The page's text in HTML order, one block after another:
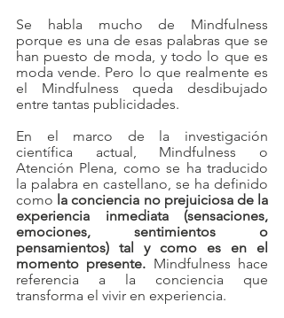
Se habla mucho de Mindfulness
porque es una de esas palabras que se
han puesto de moda, y todo lo que es
moda vende. Pero lo que realmente es
el Mindfulness queda desdibujado
entre tantas publicidades.
En el marco de la investigación
científica actual, Mindfulness o
Atención Plena, como se ha traducido
la palabra en castellano, se ha definido
como la conciencia no prejuiciosa de la
experiencia inmediata (sensaciones,
emociones, sentimientos o
pensamientos) tal y como es en el
momento presente. Mindfulness hace
referencia a la conciencia que
transforma el vivir en experiencia.